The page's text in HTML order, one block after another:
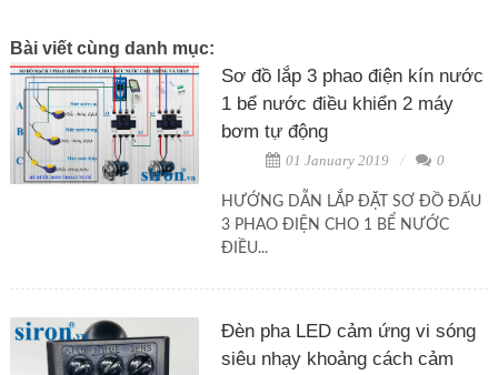
Bài viết cùng danh mục:
Sơ đồ lắp 3 phao điện kín nước
1 bể nước điều khiển 2 máy
bơm tự động
01 January 2019 0
HƯỚNG DẪN LẮP ĐẶT SƠ ĐỒ ĐẤU
3 PHAO ĐIỆN CHO 1 BỂ NƯỚC
ĐIỀU...
Đèn pha LED cảm ứng vi sóng
siêu nhạy khoảng cách cảm